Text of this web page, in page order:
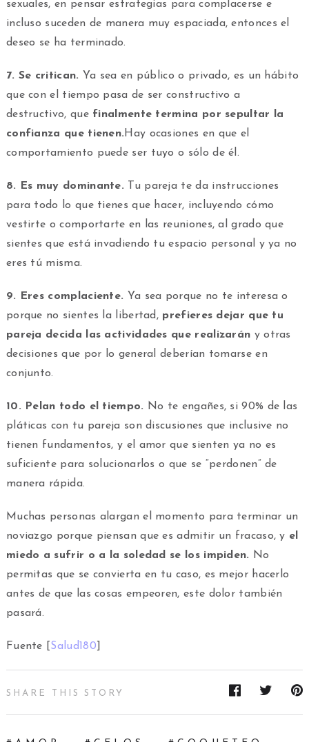
sexuales, en pensar estrategias para complacerse e
incluso suceden de manera muy espaciada, entonces el
deseo se ha terminado.
7. Se critican. Ya sea en público o privado, es un hábito
que con el tiempo pasa de ser constructivo a
destructivo, que finalmente termina por sepultar la
confianza que tienen.Hay ocasiones en que el
comportamiento puede ser tuyo o sólo de él.
8. Es muy dominante. Tu pareja te da instrucciones
para todo lo que tienes que hacer, incluyendo cómo
vestirte o comportarte en las reuniones, al grado que
sientes que está invadiendo tu espacio personal y ya no
eres tú misma.
9. Eres complaciente. Ya sea porque no te interesa o
porque no sientes la libertad, prefieres dejar que tu
pareja decida las actividades que realizarán y otras
decisiones que por lo general deberían tomarse en
conjunto.
10. Pelan todo el tiempo. No te engañes, si 90% de las
pláticas con tu pareja son discusiones que inclusive no
tienen fundamentos, y el amor que sienten ya no es
suficiente para solucionarlos o que se “perdonen” de
manera rápida.
Muchas personas alargan el momento para terminar un
noviazgo porque piensan que es admitir un fracaso, y el
miedo a sufrir o a la soledad se los impiden. No
permitas que se convierta en tu caso, es mejor hacerlo
antes de que las cosas empeoren, este dolor también
pasará.
Fuente [ Salud180
SHARE THIS STORY